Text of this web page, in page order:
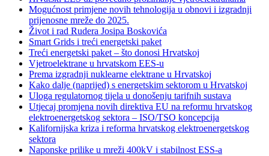
Mogućnost primjene novih tehnologija u obnovi i izgradnji
prijenosne mreže do 2025.
Život i rad Rudera Josipa Boskovića
Smart Grids i treći energetski paket
Treći energetski paket – što donosi Hrvatskoj
Vjetroelektrane u hrvatskom EES-u
Prema izgradnji nuklearne elektrane u Hrvatskoj
Kako dalje (naprijed) s energetskim sektorom u Hrvatskoj
Uloga regulatornog tijela u donošenju tarifnih sustava
Utjecaj promjena novih direktiva EU na reformu hrvatskog
elektroenergetskog sektora – ISO/TSO koncepcija
Kalifornijska kriza i reforma hrvatskog elektroenergetskog
sektora
Naponske prilike u mreži 400kV i stabilnost ESS-a